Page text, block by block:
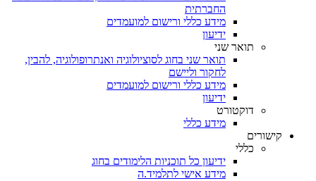
החברתית
מידע כללי ורישום למועמדים
ידיעון
תואר שני
תואר שני בחוג לסוציולוגיה ואנתרופולוגיה, להבין,
לחקור וליישם
מידע כללי ורישום למועמדים
ידיעון
דוקטורט
מידע כללי
קישורים
כללי
ידיעון כל תוכניות הלימודים בחוג
מידע אישי לתלמיד.ה